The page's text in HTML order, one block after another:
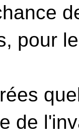
pour
de